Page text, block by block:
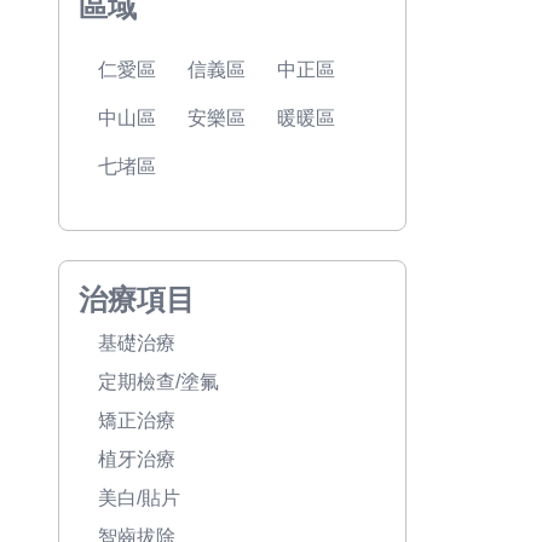
區域
仁愛區 信義區 中正區
中山區 安樂區 暖暖區
七堵區
治療項目
基礎治療
定期檢查/塗氟
矯正治療
植牙治療
美白/貼片
智齒拔除